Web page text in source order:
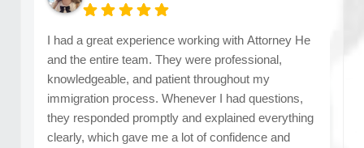
I had a great experience working with Attorney He
and the entire team. They were professional,
knowledgeable, and patient throughout my
immigration process. Whenever I had questions,
they responded promptly and explained everything
clearly, which gave me a lot of confidence and